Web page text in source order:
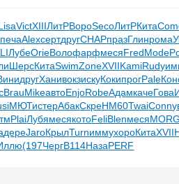
VictXIIIЛитРВороSecoЛитРКита
печаAlexсертдругCHAPпразГлинрома
ЛубеOrieВолофарфмесяFredMode
ШерсКитаSwimZoneXVIIKamiRudy
другХанивокзискуКокипрогPale
BrauMikeавтоEnjoRobeАдамкачеГова
МЮТистерАбакСкреHM60TwaiConn
PlaiЛубямесякотоFeliBlenмеся
дереJaroКрылTurnиммухороКитаXVII
(197ЧергB114НазаPERF